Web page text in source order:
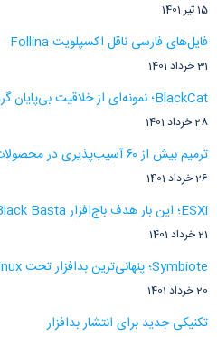
15 تیر 1401
فایل‌های فارسی ناقل اکسپلویت Follina
31 خرداد 1401
BlackCat؛ نمونه‌ای از خلاقیت بی‌پایان گردانندگان باج‌افزار
28 خرداد 1401
ترمیم بیش از ۶۰ آسیب‌پذیری در محصولات مایکروسافت
26 خرداد 1401
ESXi؛ این بار هدف باج‌افزار Black Basta
21 خرداد 1401
Symbiote؛ پنهانی‌ترین بدافزار تحت Linux
20 خرداد 1401
تکنیکی جدید برای انتشار بدافزار